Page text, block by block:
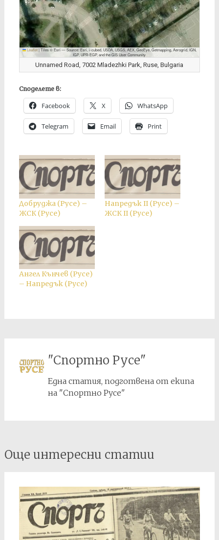
Leaflet |Tiles © Esri — Source: Esri, i-cubed, USDA, USGS, AEX, GeoEye, Getmapping, Aerogrid, IGN,
IGP, UPR-EGP, and the GIS User Community
Unnamed Road, 7002 Mladezhki Park, Ruse, Bulgaria
Споделете в:
Facebook X WhatsApp
Telegram Email Print
Добруджа (Русе) –
ЖСК (Русе)
Напредък II (Русе) –
ЖСК II (Русе)
Ангел Кънчев (Русе)
– Напредък (Русе)
"Спортно Русе"
Една статия, подготвена от екипа
на "Спортно Русе"
Post
navigation
Още интересни статии